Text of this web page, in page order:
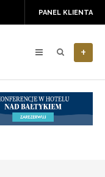
PANEL KLIENTA
+